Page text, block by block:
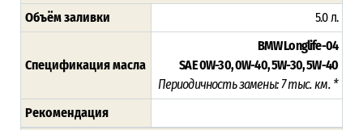
Объём заливки 5.0 л.
Спецификация масла
BMW Longlife-04
SAE 0W-30, 0W-40, 5W-30, 5W-40
Периодичность замены: 7 тыс. км. *
Рекомендация